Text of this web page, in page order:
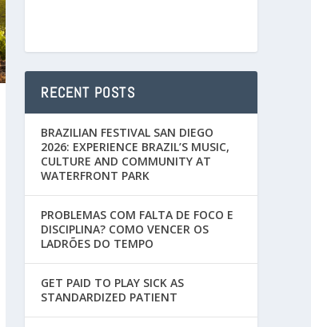
RECENT POSTS
BRAZILIAN FESTIVAL SAN DIEGO
2026: EXPERIENCE BRAZIL’S MUSIC,
CULTURE AND COMMUNITY AT
WATERFRONT PARK
PROBLEMAS COM FALTA DE FOCO E
DISCIPLINA? COMO VENCER OS
LADRÕES DO TEMPO
GET PAID TO PLAY SICK AS
STANDARDIZED PATIENT